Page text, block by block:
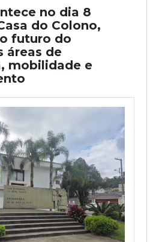
no dia 8
do Colono,
futuro do
áreas de
mobilidade e